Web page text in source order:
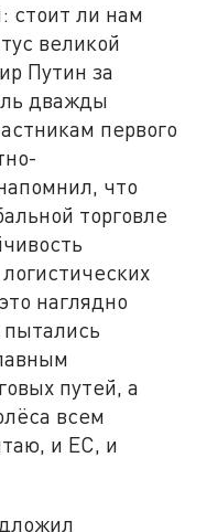
стоит ли нам
великой
Путин за
дважды
первого
что
торговле
наглядно
путей, а
всем
и ЕС, и